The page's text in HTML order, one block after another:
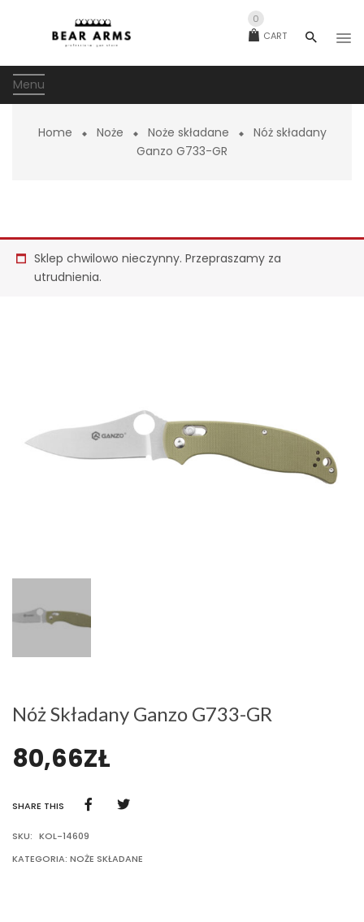
CART
0
Menu
Home Noże Noże składane
Nóż składany
Ganzo G733-GR
Sklep chwilowo nieczynny. Przepraszamy za
utrudnienia.
Nóż Składany Ganzo G733-GR
80,66ZŁ
SHARE THIS
SKU: KOL-14609
KATEGORIA: NOŻE SKŁADANE